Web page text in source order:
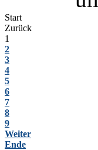
Start
Zurück
1
2
3
4
5
6
7
8
9
Weiter
Ende